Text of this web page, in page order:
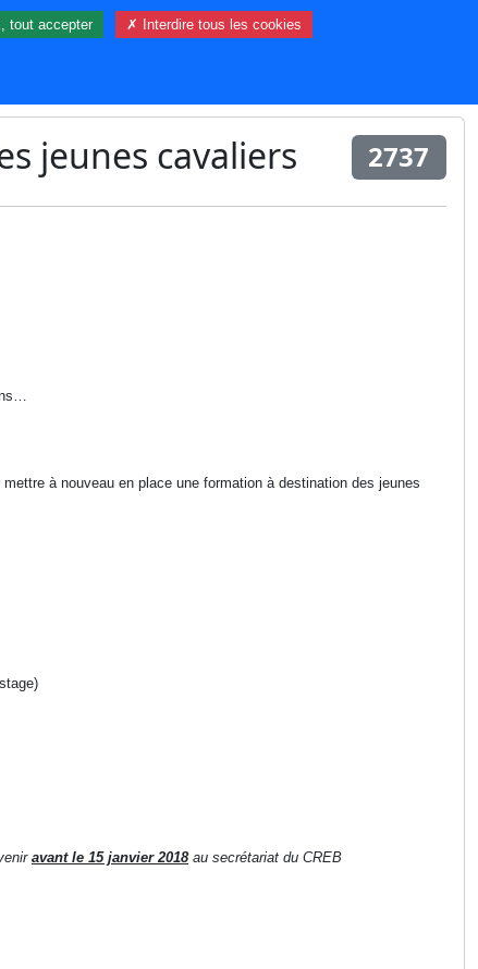
jeunes cavaliers 2737
à nouveau en place une formation à destination des jeunes
avant le 15 janvier 2018au secrétariat du CREB
tout accepter ✗ Interdire tous les cookies